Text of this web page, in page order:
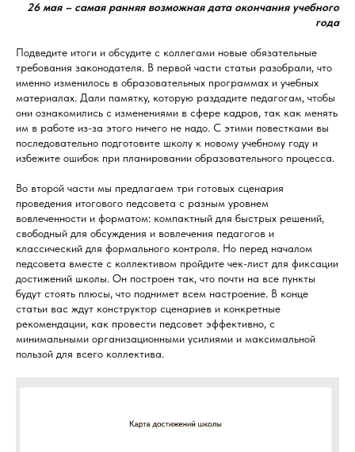
26 мая – самая ранняя возможная дата окончания учебного
года
Подведите итоги и обсудите с коллегами новые обязательные
требования законодателя. В первой части статьи разобрали, что
именно изменилось в образовательных программах и учебных
материалах. Дали памятку, которую раздадите педагогам, чтобы
они ознакомились с изменениями в сфере кадров, так как менять
им в работе из-за этого ничего не надо. С этими повестками вы
последовательно подготовите школу к новому учебному году и
избежите ошибок при планировании образовательного процесса.
Во второй части мы предлагаем три готовых сценария
проведения итогового педсовета с разным уровнем
вовлеченности и форматом: компактный для быстрых решений,
свободный для обсуждения и вовлечения педагогов и
классический для формального контроля. Но перед началом
педсовета вместе с коллективом пройдите чек-лист для фиксации
достижений школы. Он построен так, что почти на все пункты
будут стоять плюсы, что поднимет всем настроение. В конце
статьи вас ждут конструктор сценариев и конкретные
рекомендации, как провести педсовет эффективно, с
минимальными организационными усилиями и максимальной
пользой для всего коллектива.